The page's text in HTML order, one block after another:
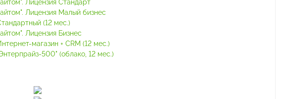
Лицензия Стандарт
Лицензия Малый бизнес
(12 мес.)
Лицензия Бизнес
магазин + CRM (12 мес.)
500" (облако, 12 мес.)